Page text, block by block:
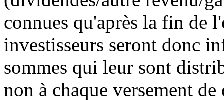
connues qu'après la fin de
investisseurs seront donc
sommes qui leur sont
non à chaque versement